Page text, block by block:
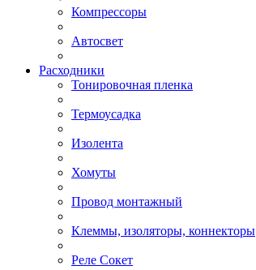
Компрессоры
Автосвет
Расходники
Тонировочная пленка
Термоусадка
Изолента
Хомуты
Провод монтажный
Клеммы, изоляторы, коннекторы
Реле Сокет